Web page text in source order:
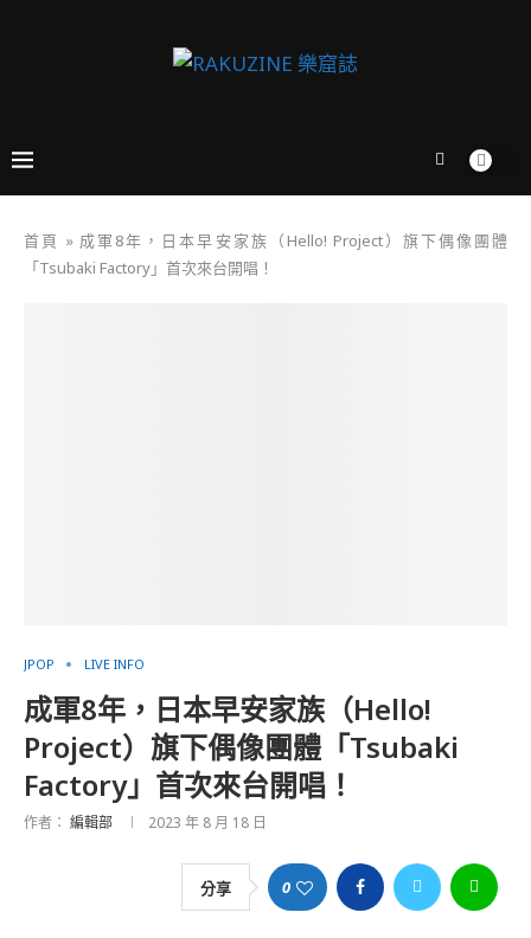
首頁 » 成軍8年，日本早安家族（Hello! Project）旗下偶像團體
「Tsubaki Factory」首次來台開唱！
JPOP LIVE INFO
成軍8年，日本早安家族（Hello!
Project）旗下偶像團體「Tsubaki
Factory」首次來台開唱！
作者： 編輯部 2023 年 8 月 18 日
分享 0